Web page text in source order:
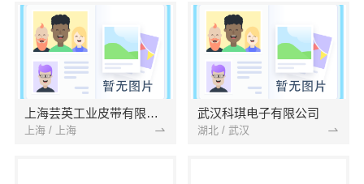
上海芸英工业皮带有限公司
上海 / 上海
武汉科琪电子有限公司
湖北 / 武汉